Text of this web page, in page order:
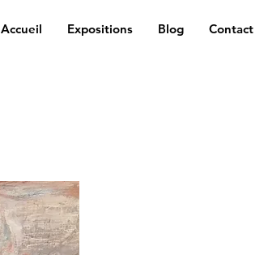
Accueil Expositions Blog Contact